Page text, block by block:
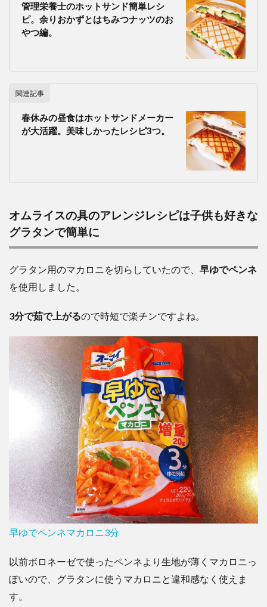
管理栄養士のホットサンド簡単レシ
ピ。余りおかずとはちみつナッツのお
やつ編。
関連記事
春休みの昼食はホットサンドメーカー
が大活躍。美味しかったレシピ3つ。
オムライスの具のアレンジレシピは子供も好きな
グラタンで簡単に
グラタン用のマカロニを切らしていたので、 早ゆでペンネ
を使用しました。
3分で茹で上がるので時短で楽チンですよね。
早ゆでペンネマカロニ3分
以前ボロネーゼで使ったペンネより生地が薄くマカロニっ
ぽいので、グラタンに使うマカロニと違和感なく使えま
す。